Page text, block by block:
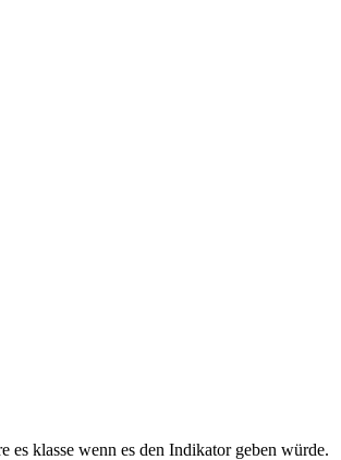
klasse wenn es den Indikator geben würde.